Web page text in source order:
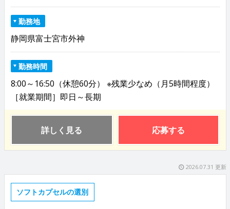
勤務地
静岡県富士宮市外神
勤務時間
8:00～16:50（休憩60分） ※残業少なめ（月5時間程度）
［就業期間］即日～長期
詳しく見る 応募する
2026.07.31 更新
ソフトカプセルの選別